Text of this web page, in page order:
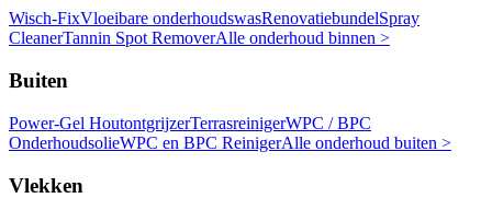
Wisch-FixVloeibare onderhoudswasRenovatiebundelSpray
CleanerTannin Spot RemoverAlle onderhoud binnen >
Buiten
Power-Gel HoutontgrijzerTerrasreinigerWPC / BPC
OnderhoudsolieWPC en BPC ReinigerAlle onderhoud buiten >
Vlekken